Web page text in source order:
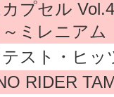
プセル
ミレニアム
スト・ヒッ
RIDER